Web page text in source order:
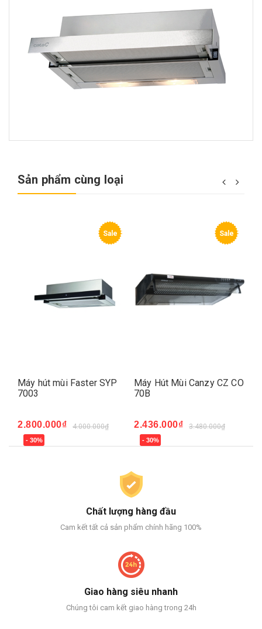
Sản phẩm cùng loại
Sale
Máy hút mùi Faster SYP
7003
2.800.000₫ 4.000.000₫
- 30%
Sale
Máy Hút Mùi Canzy CZ CO
70B
2.436.000₫ 3.480.000₫
- 30%
Chất lượng hàng đầu
Cam kết tất cả sản phẩm chính hãng 100%
Giao hàng siêu nhanh
Chúng tôi cam kết giao hàng trong 24h